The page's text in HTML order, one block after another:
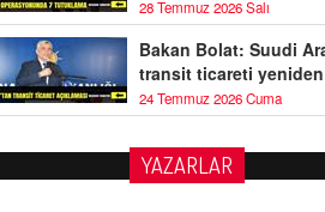
28 Temmuz 2026 Salı
Bakan Bolat: Suudi
transit ticareti yeniden
24 Temmuz 2026 Cuma
YAZARLAR